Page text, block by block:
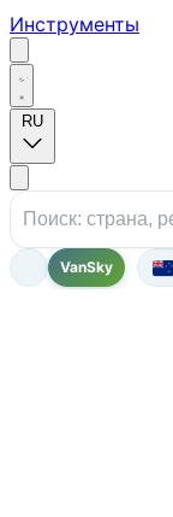
Инструменты
RU
VanSky